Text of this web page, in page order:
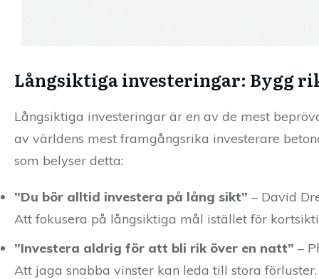
Långsiktiga investeringar: Bygg
Långsiktiga investeringar är en av de mest
av världens mest framgångsrika investerare
som belyser detta:
”Du bör alltid investera på lång sikt” – David
Att fokusera på långsiktiga mål istället för
”Investera aldrig för att bli rik över en natt” –
Att jaga snabba vinster kan leda till stora